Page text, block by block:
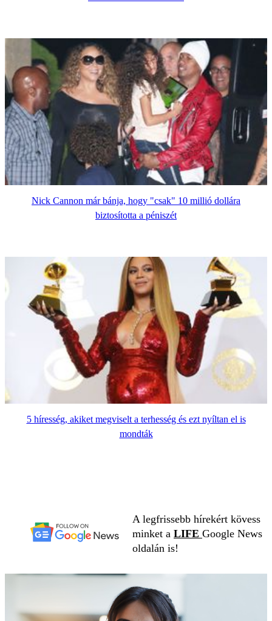
Nick Cannon már bánja, hogy "csak" 10 millió dollára
biztosította a péniszét
5 híresség, akiket megviselt a terhesség és ezt nyíltan el is
mondták
A legfrissebb hírekért kövess
minket a LIFE Google News
oldalán is!